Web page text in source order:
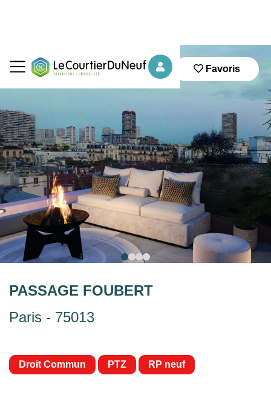
Favoris
PASSAGE FOUBERT
Paris - 75013
Droit Commun PTZ RP neuf